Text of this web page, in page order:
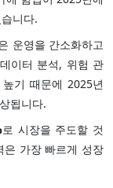
니다.
운영을 간소화하고
이터 분석, 위험 관
기 때문에 2025년
됩니다.
로 시장을 주도할 것
은 가장 빠르게 성장